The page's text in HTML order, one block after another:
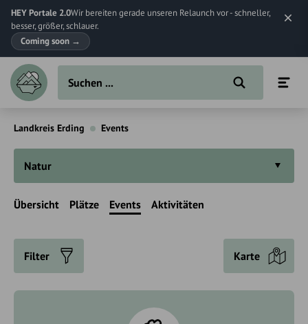
HEY Portale 2.0Wir bereiten gerade unseren Relaunch vor - schneller,
besser, größer, schlauer.
Coming soon →
Landkreis Erding Events
Natur
Übersicht Plätze Events Aktivitäten
Filter Karte